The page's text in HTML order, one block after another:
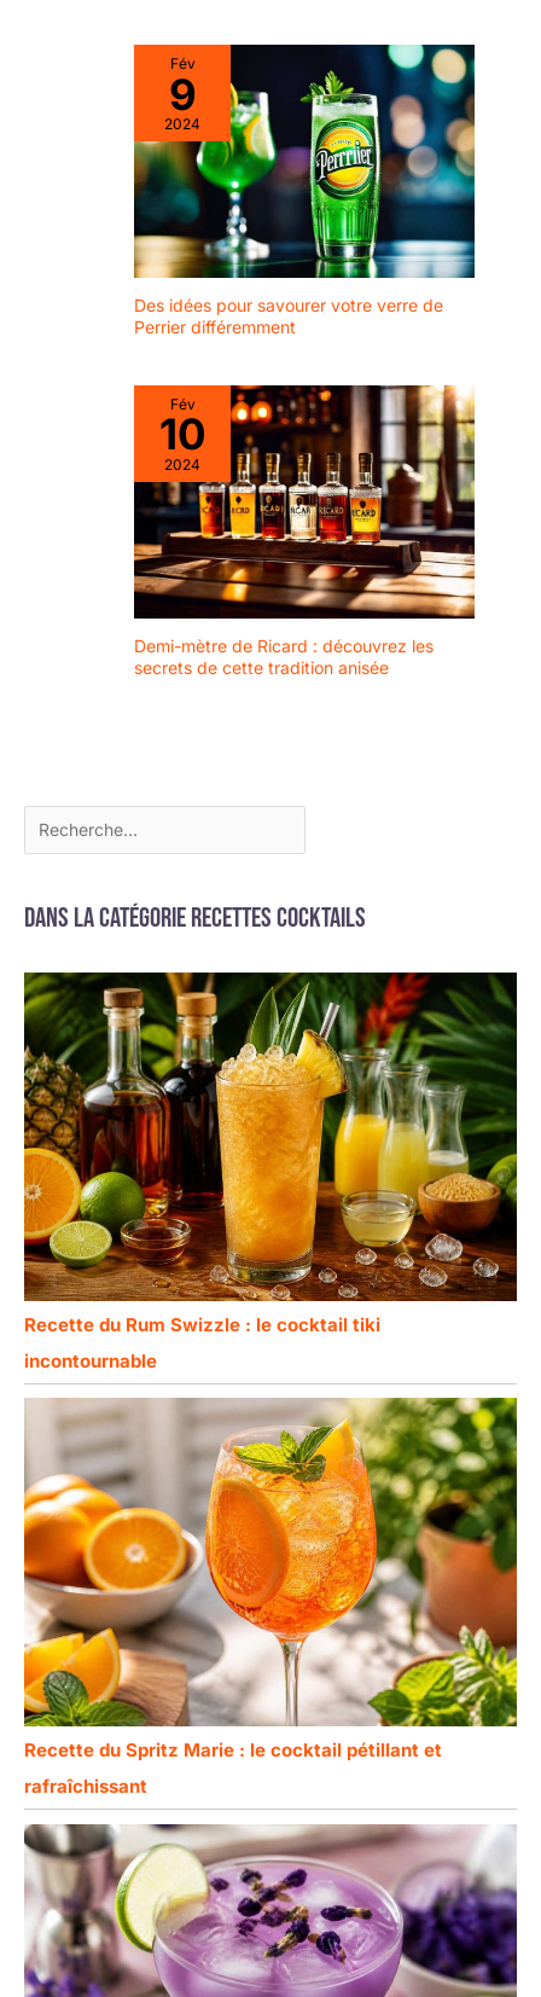
Fév
9
2024
Des idées pour savourer votre verre de
Perrier différemment
Fév
10
2024
Demi-mètre de Ricard : découvrez les
secrets de cette tradition anisée
Dans la catégorie Recettes cocktails
Recette du Rum Swizzle : le cocktail tiki
incontournable
Recette du Spritz Marie : le cocktail pétillant et
rafraîchissant